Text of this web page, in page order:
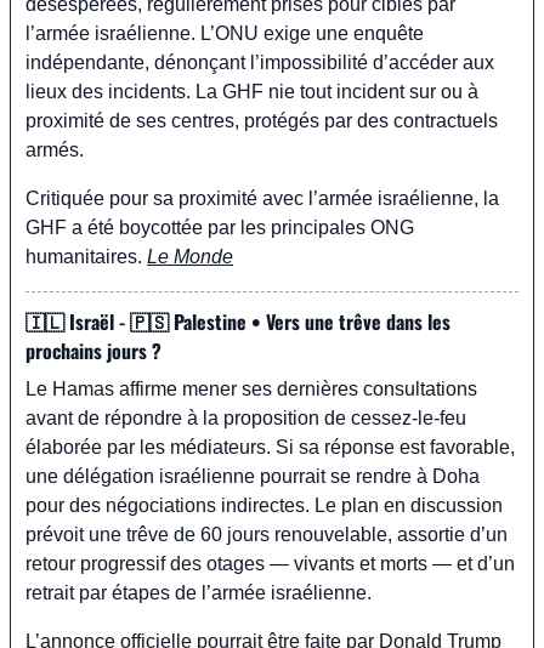
l’armée israélienne. L’ONU exige une enquête
indépendante, dénonçant l’impossibilité d’accéder aux
lieux des incidents. La GHF nie tout incident sur ou à
proximité de ses centres, protégés par des contractuels
armés.
Critiquée pour sa proximité avec l’armée israélienne, la
GHF a été boycottée par les principales ONG
humanitaires. Le Monde
🇮🇱 Israël - 🇵🇸 Palestine • Vers une trêve dans les
prochains jours ?
Le Hamas affirme mener ses dernières consultations
avant de répondre à la proposition de cessez-le-feu
élaborée par les médiateurs. Si sa réponse est favorable,
une délégation israélienne pourrait se rendre à Doha
pour des négociations indirectes. Le plan en discussion
prévoit une trêve de 60 jours renouvelable, assortie d’un
retour progressif des otages — vivants et morts — et d’un
retrait par étapes de l’armée israélienne.
L’annonce officielle pourrait être faite par Donald Trump